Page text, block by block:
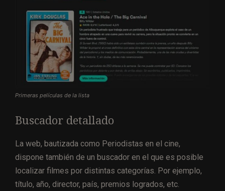
Primeras películas de la lista
Buscador detallado
La web, bautizada como Periodistas en el cine,
dispone también de un buscador en el que es posible
localizar filmes por distintas categorías. Por ejemplo,
título, año, director, país, premios logrados, etc.